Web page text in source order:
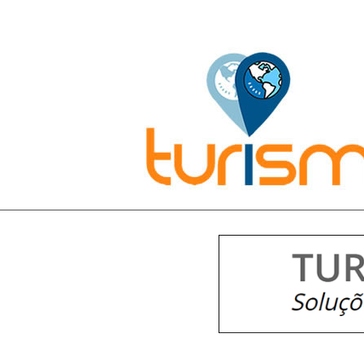
Pesquisar: